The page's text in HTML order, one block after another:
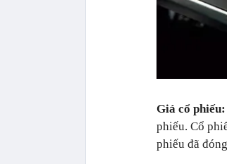
Giá cổ phiếu:
phiếu. Cổ
phiếu đã